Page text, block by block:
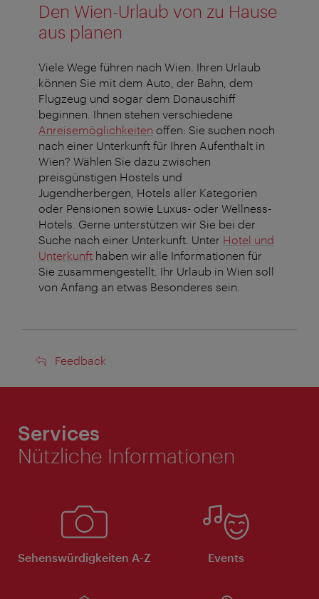
Den Wien-Urlaub von zu Hause
aus planen
Viele Wege führen nach Wien. Ihren Urlaub
können Sie mit dem Auto, der Bahn, dem
Flugzeug und sogar dem Donauschiff
beginnen. Ihnen stehen verschiedene
Anreisemöglichkeiten offen: Sie suchen noch
nach einer Unterkunft für Ihren Aufenthalt in
Wien? Wählen Sie dazu zwischen
preisgünstigen Hostels und
Jugendherbergen, Hotels aller Kategorien
oder Pensionen sowie Luxus- oder Wellness-
Hotels. Gerne unterstützen wir Sie bei der
Suche nach einer Unterkunft. Unter Hotel und
Unterkunft haben wir alle Informationen für
Sie zusammengestellt. Ihr Urlaub in Wien soll
von Anfang an etwas Besonderes sein.
Feedback
Feedback
Services
Nützliche Informationen
Sehenswürdigkeiten A-Z Events